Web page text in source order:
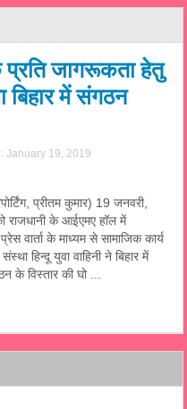
जागरूकता हेतु
बिहार में संगठन
January 19, 2019
प्रीतम कुमार) 19 जनवरी,
राजधानी के आईएमए हॉल में
वार्ता के माध्यम से सामाजिक कार्य
हिन्दू युवा वाहिनी ने बिहार में
के विस्तार की घो ...